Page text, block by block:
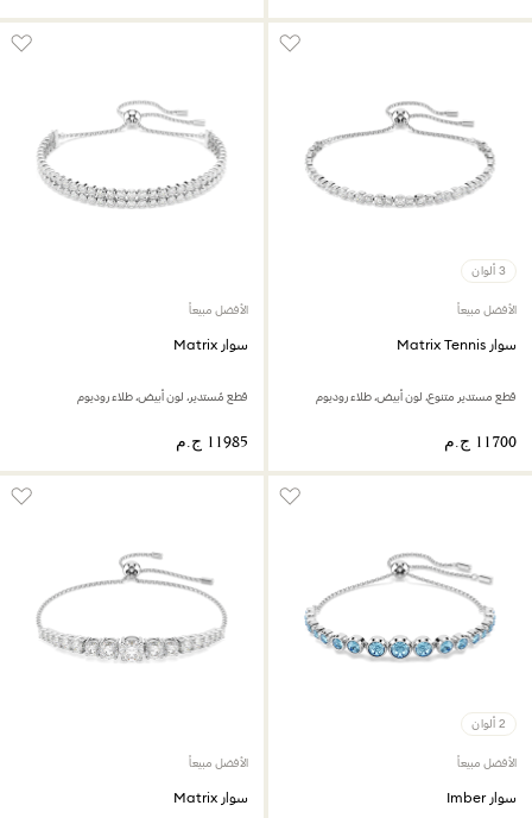
3 ألوان
الأفضل مبيعاً
سوار Matrix Tennis
قطع مستدير متنوع، لون أبيض، طلاء روديوم
الأفضل مبيعاً
سوار Matrix
قطع مُستدير، لون أبيض، طلاء روديوم
2 ألوان
الأفضل مبيعاً
سوار Imber
الأفضل مبيعاً
سوار Matrix